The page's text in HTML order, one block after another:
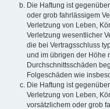
Die Haftung ist
oder grob fahrlässigem
Verletzung von Leben,
Verletzung wesentlicher
die bei Vertragsschluss
und im übrigen der Höhe
Durchschnittsschäden
Folgeschäden wie
Die Haftung ist
Verletzung von Leben,
vorsätzlichem oder grob